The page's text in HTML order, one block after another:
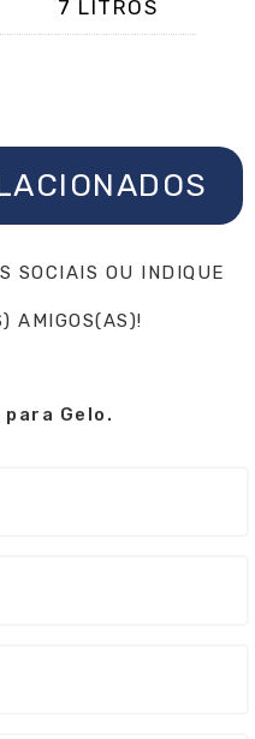
7 LITROS
SOCIAIS OU INDIQUE
AMIGOS(AS)!
Gelo.